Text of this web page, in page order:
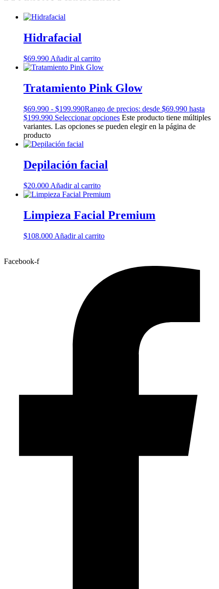
Hidrafacial
$69.990 Añadir al carrito
Tratamiento Pink Glow
$69.990 - $199.990Rango de precios: desde $69.990 hasta
$199.990 Seleccionar opciones Este producto tiene múltiples
variantes. Las opciones se pueden elegir en la página de
producto
Depilación facial
$20.000 Añadir al carrito
Limpieza Facial Premium
$108.000 Añadir al carrito
Facebook-f